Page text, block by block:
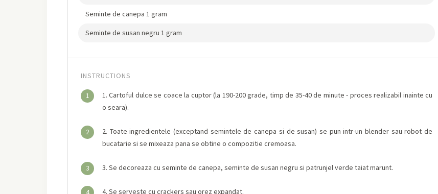
Seminte de canepa 1 gram
Seminte de susan negru 1 gram
INSTRUCTIONS
1
1. Cartoful dulce se coace la cuptor (la 190-200 grade, timp de 35-40 de minute - proces realizabil inainte cu
o seara).
2
2. Toate ingredientele (exceptand semintele de canepa si de susan) se pun intr-un blender sau robot de
bucatarie si se mixeaza pana se obtine o compozitie cremoasa.
3 3. Se decoreaza cu seminte de canepa, seminte de susan negru si patrunjel verde taiat marunt.
4 4. Se serveste cu crackers sau orez expandat.